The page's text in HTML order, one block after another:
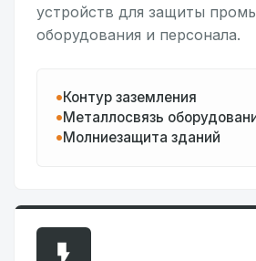
устройств для защиты
оборудования и персонала.
Контур заземления
Металлосвязь
Молниезащита зданий